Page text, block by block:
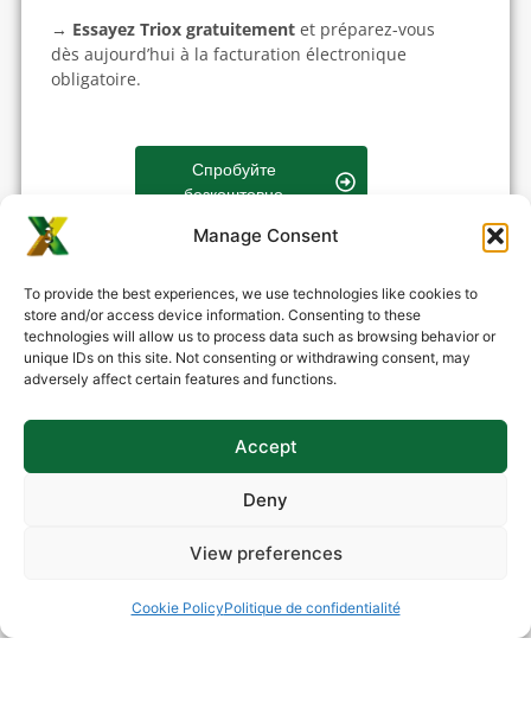
Manage Consent
To provide the best experiences, we use technologies like cookies to
store and/or access device information. Consenting to these
technologies will allow us to process data such as browsing behavior or
unique IDs on this site. Not consenting or withdrawing consent, may
adversely affect certain features and functions.
Accept
Deny
View preferences
Cookie PolicyPolitique de confidentialité
→ Essayez Triox gratuitementet préparez-vous
dès aujourd’hui à la facturation électronique
obligatoire.
Спробуйте
безкоштовно